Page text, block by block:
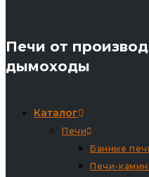
Печи от
дымоходы
Каталог
Печи
Банные
Печи-